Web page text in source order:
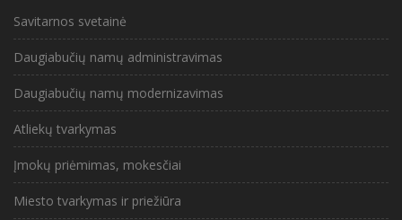
Savitarnos svetainė
Daugiabučių namų administravimas
Daugiabučių namų modernizavimas
Atliekų tvarkymas
Įmokų priėmimas, mokesčiai
Miesto tvarkymas ir priežiūra